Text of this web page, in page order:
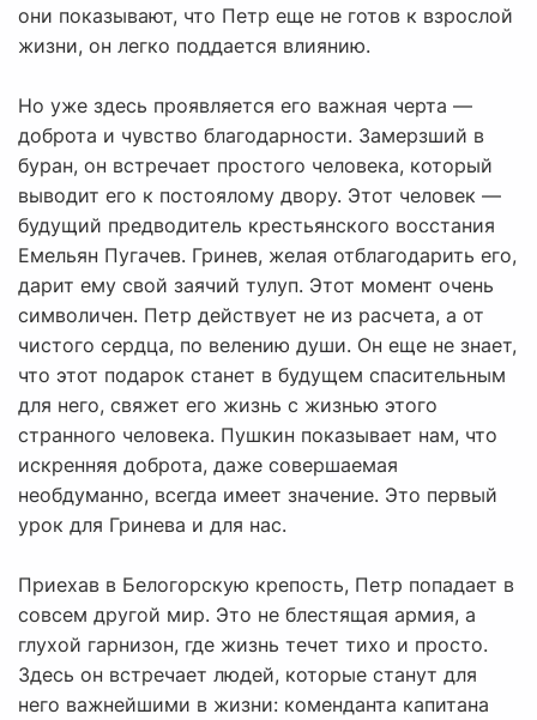
они показывают, что Петр еще не готов к взрослой
жизни, он легко поддается влиянию.
Но уже здесь проявляется его важная черта —
доброта и чувство благодарности. Замерзший в
буран, он встречает простого человека, который
выводит его к постоялому двору. Этот человек —
будущий предводитель крестьянского восстания
Емельян Пугачев. Гринев, желая отблагодарить его,
дарит ему свой заячий тулуп. Этот момент очень
символичен. Петр действует не из расчета, а от
чистого сердца, по велению души. Он еще не знает,
что этот подарок станет в будущем спасительным
для него, свяжет его жизнь с жизнью этого
странного человека. Пушкин показывает нам, что
искренняя доброта, даже совершаемая
необдуманно, всегда имеет значение. Это первый
урок для Гринева и для нас.
Приехав в Белогорскую крепость, Петр попадает в
совсем другой мир. Это не блестящая армия, а
глухой гарнизон, где жизнь течет тихо и просто.
Здесь он встречает людей, которые станут для
него важнейшими в жизни: коменданта капитана